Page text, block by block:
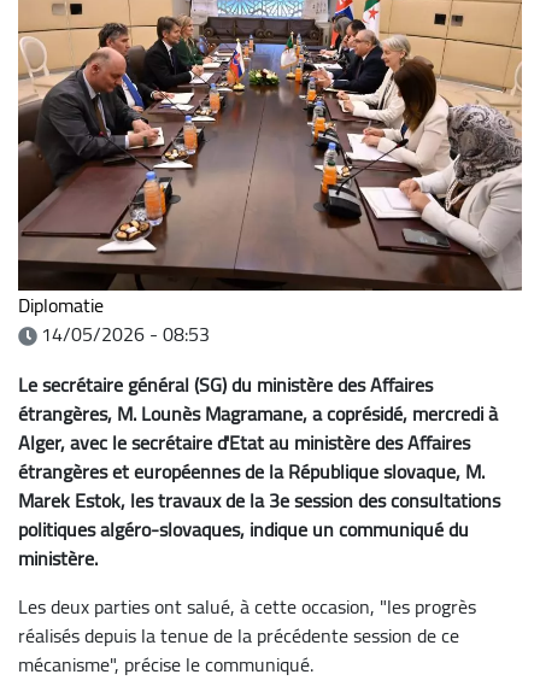
Diplomatie
14/05/2026 - 08:53
Le secrétaire général (SG) du ministère des Affaires
étrangères, M. Lounès Magramane, a coprésidé, mercredi à
Alger, avec le secrétaire d'Etat au ministère des Affaires
étrangères et européennes de la République slovaque, M.
Marek Estok, les travaux de la 3e session des consultations
politiques algéro-slovaques, indique un communiqué du
ministère.
Les deux parties ont salué, à cette occasion, "les progrès
réalisés depuis la tenue de la précédente session de ce
mécanisme", précise le communiqué.